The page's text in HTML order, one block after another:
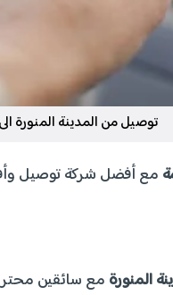
توصيل من المدينة المنورة
مع أفضل شركة توصيل
المنورة مع سائقين محترفين